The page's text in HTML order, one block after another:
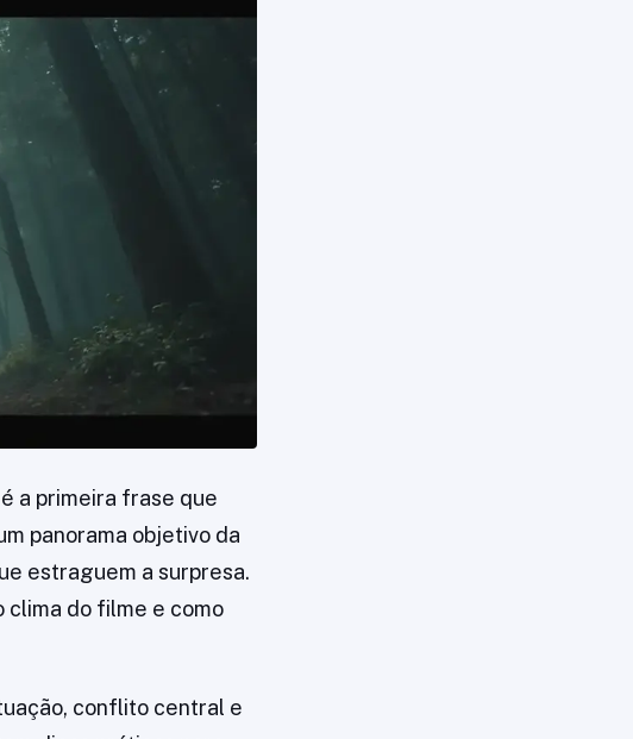
a primeira frase que
panorama objetivo da
estraguem a surpresa.
clima do filme e como
conflito central e